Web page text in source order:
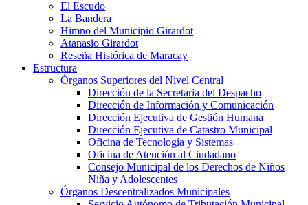
El Escudo
La Bandera
Himno del Municipio Girardot
Atanasio Girardot
Reseña Histórica de Maracay
Estructura
Órganos Superiores del Nivel Central
Dirección de la Secretaria del Despacho
Dirección de Información y Comunicación
Dirección Ejecutiva de Gestión Humana
Dirección Ejecutiva de Catastro Municipal
Oficina de Tecnología y Sistemas
Oficina de Atención al Ciudadano
Consejo Municipal de los Derechos de Niños
Niña y Adolescentes
Órganos Descentralizados Municipales